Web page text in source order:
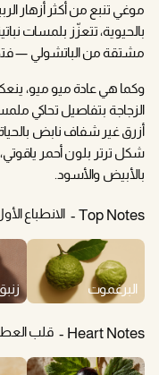
موغي تنبع من أكثر أزهار
بالحيوية، تتعزّز بلمسات
مشتقة من الباتشولي —
وكما هي عادة ميو ميو،
الزجاجة بتفاصيل تحاكي
أزرق غير شفاف نابض
بالأبيض والأسود.
Top Notes الانطباع
البرغموت
Heart Notes قلب